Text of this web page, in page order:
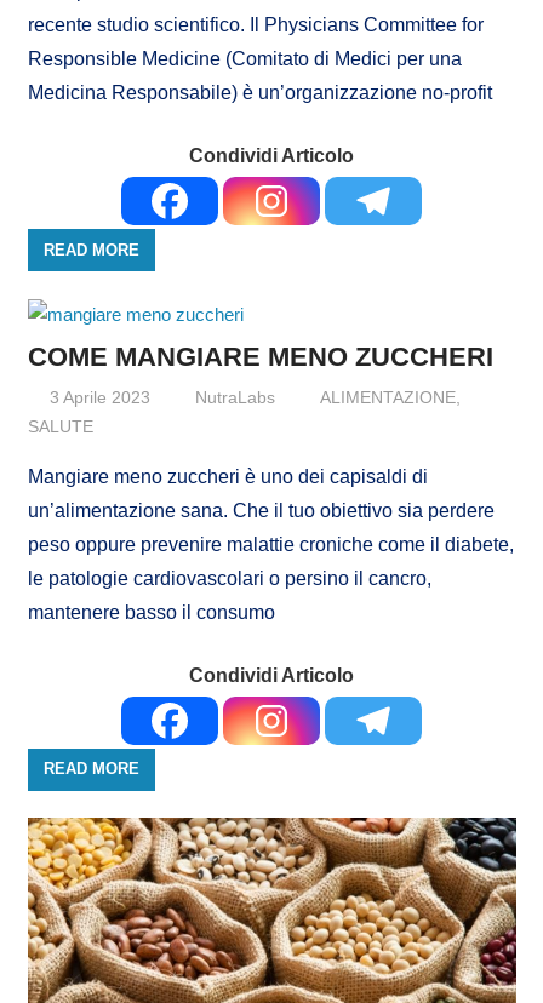
recente studio scientifico. Il Physicians Committee for
Responsible Medicine (Comitato di Medici per una
Medicina Responsabile) è un’organizzazione no-profit
Condividi Articolo
READ MORE
COME MANGIARE MENO ZUCCHERI
3 Aprile 2023 NutraLabs ALIMENTAZIONE
SALUTE
Mangiare meno zuccheri è uno dei capisaldi di
un’alimentazione sana. Che il tuo obiettivo sia perdere
peso oppure prevenire malattie croniche come il diabete,
le patologie cardiovascolari o persino il cancro,
mantenere basso il consumo
Condividi Articolo
READ MORE